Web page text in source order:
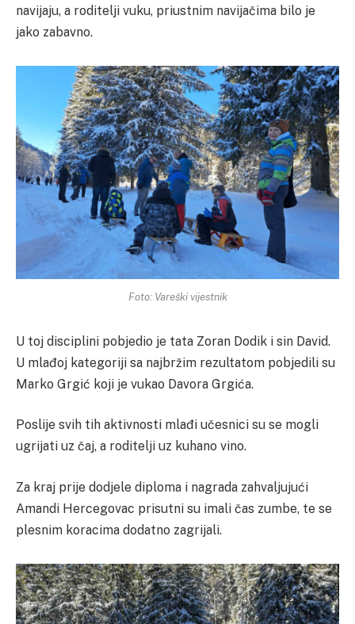
navijaju, a roditelji vuku, priustnim navijačima bilo je
jako zabavno.
Foto: Vareški vijestnik
U toj disciplini pobjedio je tata Zoran Dodik i sin David.
U mlađoj kategoriji sa najbržim rezultatom pobjedili su
Marko Grgić koji je vukao Davora Grgića.
Poslije svih tih aktivnosti mlađi učesnici su se mogli
ugrijati uz čaj, a roditelji uz kuhano vino.
Za kraj prije dodjele diploma i nagrada zahvaljujući
Amandi Hercegovac prisutni su imali čas zumbe, te se
plesnim koracima dodatno zagrijali.